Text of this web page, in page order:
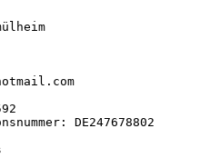
DE247678802